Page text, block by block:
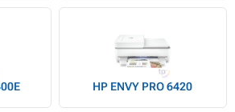
HP ENVY PRO 6420